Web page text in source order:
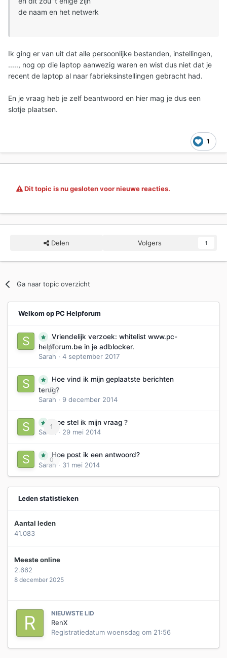
de naam en het netwerk
Ik ging er van uit dat alle persoonlijke bestanden, instellingen,
....., nog op die laptop aanwezig waren en wist dus niet dat je
recent de laptop al naar fabrieksinstellingen gebracht had.
En je vraag heb je zelf beantwoord en hier mag je dus een
slotje plaatsen.
1
Dit topic is nu gesloten voor nieuwe reacties.
Delen Volgers 1
Ga naar topic overzicht
Welkom op PC Helpforum
0
Vriendelijk verzoek: whitelist www.pc-
helpforum.be in je adblocker.
Sarah · 4 september 2017
0
Hoe vind ik mijn geplaatste berichten
terug?
Sarah · 9 december 2014
1
Hoe stel ik mijn vraag ?
Sarah
· 29 mei 2014
0
Hoe post ik een antwoord?
Sarah · 31 mei 2014
Leden statistieken
Aantal leden
41.083
Meeste online
2.662
8 december 2025
NIEUWSTE LID
RenX
Registratiedatum woensdag om 21:56